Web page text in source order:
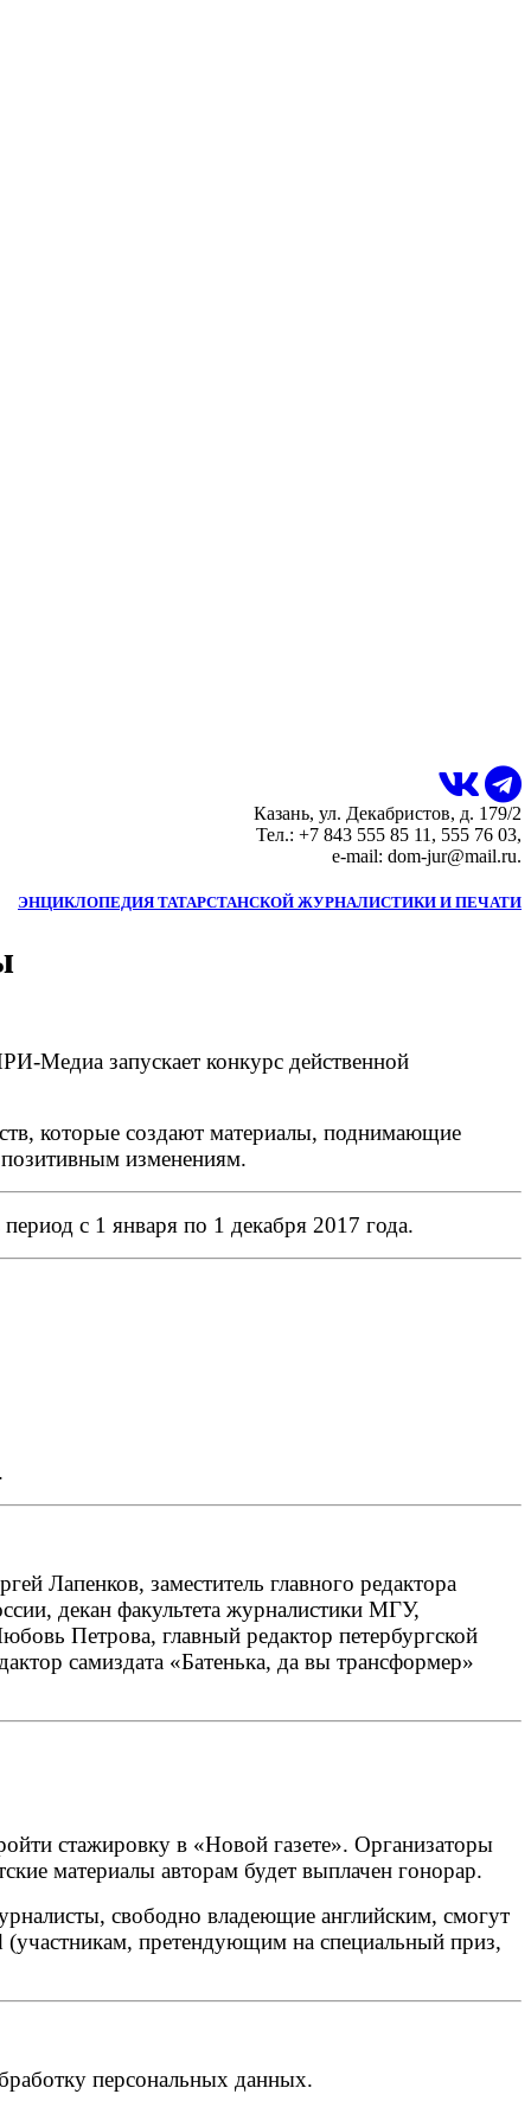
Казань, ул. Декабристов, д. 179/2
Тел.: +7 843 555 85 11, 555 76 03,
e-mail: dom-jur@mail.ru.
ЭНЦИКЛОПЕДИЯ ТАТАРСТАНСКОЙ ЖУРНАЛИСТИКИ И ПЕЧАТИ
Медиа запускает конкурс действенной
которые создают материалы, поднимающие
изменениям.
с 1 января по 1 декабря 2017 года.
Лапенков, заместитель главного редактора
декан факультета журналистики МГУ,
Петрова, главный редактор петербургской
самиздата «Батенька, да вы трансформер»
стажировку в «Новой газете». Организаторы
материалы авторам будет выплачен гонорар.
свободно владеющие английским, смогут
претендующим на специальный приз,
персональных данных.